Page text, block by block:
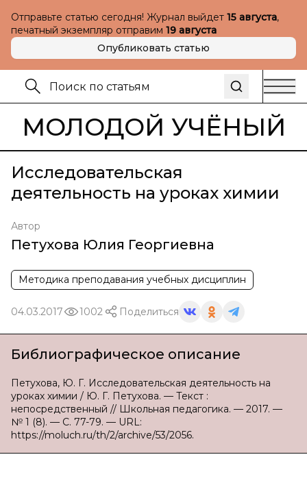
Отправьте статью сегодня! Журнал выйдет 15 августа,
печатный экземпляр отправим 19 августа
Опубликовать статью
МОЛОДОЙ УЧЁНЫЙ
Исследовательская
деятельность на уроках химии
Автор
Петухова Юлия Георгиевна
Методика преподавания учебных дисциплин
04.03.2017 1002 Поделиться
Библиографическое описание
Петухова, Ю. Г. Исследовательская деятельность на
уроках химии / Ю. Г. Петухова. — Текст :
непосредственный // Школьная педагогика. — 2017. —
№ 1 (8). — С. 77-79. — URL:
https://moluch.ru/th/2/archive/53/2056.